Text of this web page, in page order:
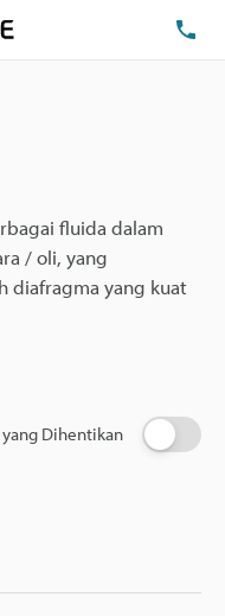
fluida dalam
/ oli, yang
diafragma yang kuat
yang Dihentikan